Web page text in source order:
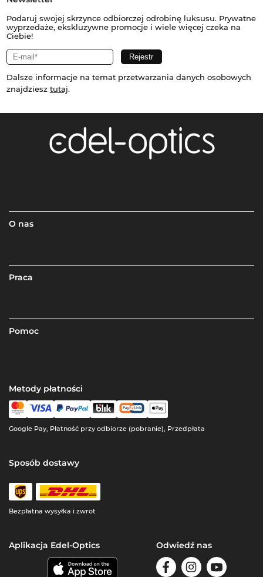
Podaruj swojej skrzynce odbiorczej odrobinę luksusu. Prywatne
wyprzedaże, ekskluzywne promocje i wiele więcej czeka na
Ciebie!
Dalsze informacje na temat przetwarzania danych osobowych
znajdziesz tutaj.
O nas
Praca
Pomoc
Metody płatności
Google Pay, Płatność przy odbiorze (pobranie), Przedpłata
Sposób dostawy
Bezpłatna wysyłka i zwrot
Aplikacja Edel-Optics Odwiedź nas